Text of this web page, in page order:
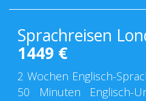
Sprachreisen
1449 €
2 Wochen Englisch-
50 Minuten Englisch-